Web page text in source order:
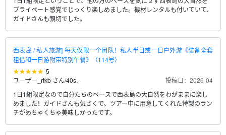
プライベート感覚でじっくり楽しめました。機材レンタルも付いていて、
ガイドさんも親切でした。
西表岛 / 私人旅游] 每天仅限一个团队！私人半日或一日户外游《装备全套
租借和一日游附带特别午餐》（114号）
5
ユーザー_rtkb さん/40s.
投稿日：2026-04
1日1組限定なので自分たちのペースで西表島の大自然をわがままに楽し
めました！ガイドさんも気さくで、ツアー中に用意してくれた特製のラン
チがめちゃくちゃ美味しかったです。